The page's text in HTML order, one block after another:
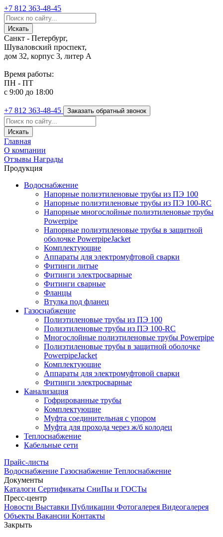
+7 812 363-48-45
Санкт - Петербург,
Шуваловский проспект,
дом 32, корпус 3, литер А
Время работы:
ПН - ПТ
с 9:00 до 18:00
+7 812 363-48-45 Заказать обратный звонок
Главная
О компании
Отзывы Награды
Продукция
Водоснабжение
Напорные полиэтиленовые трубы из ПЭ 100
Напорные полиэтиленовые трубы из ПЭ 100-RC
Напорные многослойные полиэтиленовые трубы
Powerpipe
Напорные полиэтиленовые трубы в защитной
оболочке PowerpipeJacket
Комплектующие
Аппараты для электромуфтовой сварки
Фитинги литые
Фитинги электросварные
Фитинги сварные
Фланцы
Втулка под фланец
Газоснабжение
Полиэтиленовые трубы из ПЭ 100
Полиэтиленовые трубы из ПЭ 100-RC
Многослойные полиэтиленовые трубы Powerpipe
Полиэтиленовые трубы в защитной оболочке
PowerpipeJacket
Комплектующие
Аппараты для электромуфтовой сварки
Фитинги электросварные
Канализация
Гофрированные трубы
Комплектующие
Муфта соединительная с упором
Муфта для прохода через ж/б колодец
Теплоснабжение
Кабельные сети
Прайс-листы
Водоснабжение Газоснабжение Теплоснабжение
Документы
Каталоги Сертификаты СниПы и ГОСТы
Пресс-центр
Новости Выставки Публикации Фотогалерея Видеогалерея
Объекты Вакансии Контакты
Закрыть